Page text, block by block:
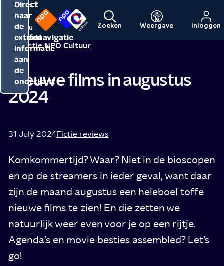
Direct
naar
de
inhoud
Direct
naar
de
hoofdnavigatie
Direct
naar
de
extra
informatie
aan
de
onderkant
Menu
Naar
de
NPO
Naar
de
NPO
Zoeken Weergave Inloggen
Redactie NPO Cultuur
Nieuwe films in augustus
2024
31 July 2024Fictie reviews
Komkommertijd? Waar? Niet in de bioscopen
en op de streamers in ieder geval, want daar
zijn de maand augustus een heleboel toffe
nieuwe films te zien! En die zetten we
natuurlijk weer even voor je op een rijtje.
Agenda’s en movie besties assembled? Let’s
go!